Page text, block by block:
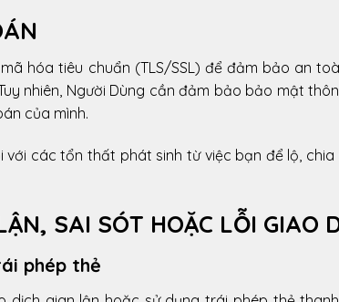
hóa tiêu chuẩn (TLS/SSL) để đảm bảo an
nhiên, Người Dùng cần đảm bảo bảo mật
của mình.
với các tổn thất phát sinh từ việc bạn để lộ,
SAI SÓT HOẶC LỖI GIAO
phép thẻ